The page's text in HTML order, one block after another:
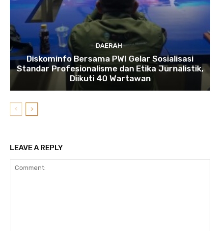
DAERAH
Diskominfo Bersama PWI Gelar Sosialisasi
Standar Profesionalisme dan Etika Jurnalistik,
Diikuti 40 Wartawan
LEAVE A REPLY